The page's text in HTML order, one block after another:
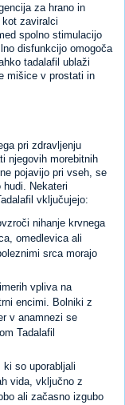
za hrano in
zaviralci
spolno stimulacijo
disfunkcijo omogoča
tadalafil ublaži
mišice v prostati in
pri zdravljenju
njegovih morebitnih
pojavijo pri vseh, se
Nekateri
vključujejo:
nihanje krvnega
omedlevica ali
srca morajo
vpliva na
encimi. Bolniki z
v anamnezi se
Tadalafil
ki so uporabljali
vida, vključno z
ali začasno izgubo